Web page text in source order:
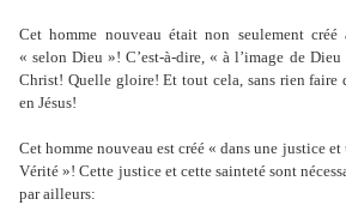
Cet homme nouveau était non seulement
« selon Dieu »! C’est-à-dire, « à l’image de
Christ! Quelle gloire! Et tout cela, sans rien faire
en Jésus!
Cet homme nouveau est créé « dans une justice
Vérité »! Cette justice et cette sainteté sont
par ailleurs: